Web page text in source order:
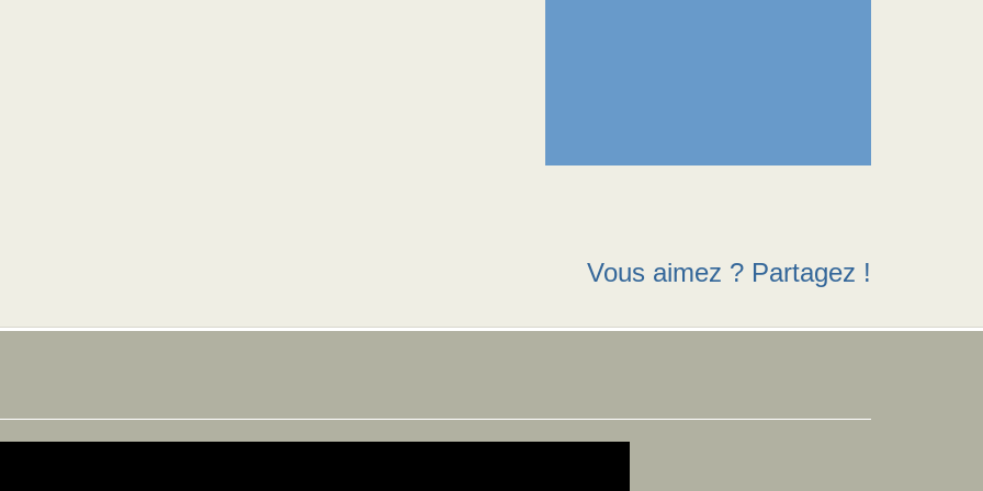
Vous aimez ? Partagez !